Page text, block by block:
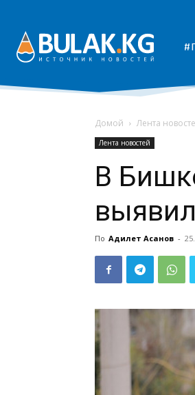
Домой Лента
Лента новостей
В
По Адилет Асанов -